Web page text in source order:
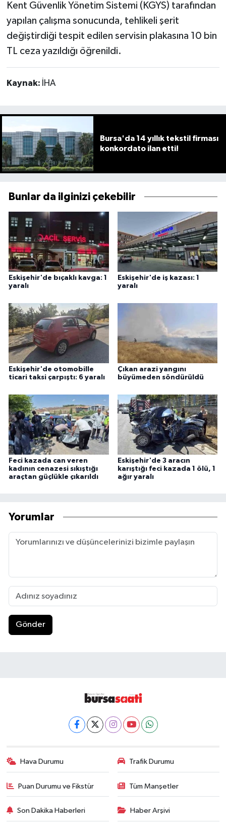
Kent Güvenlik Yönetim Sistemi (KGYS) tarafından
yapılan çalışma sonucunda, tehlikeli şerit
değiştirdiği tespit edilen servisin plakasına 10 bin
TL ceza yazıldığı öğrenildi.
Kaynak: İHA
Bursa'da 14 yıllık tekstil firması
konkordato ilan etti!
Bunlar da ilginizi çekebilir
Eskişehir'de bıçaklı kavga: 1
yaralı
Eskişehir'de iş kazası: 1
yaralı
Eskişehir'de otomobille
ticari taksi çarpıştı: 6 yaralı
Çıkan arazi yangını
büyümeden söndürüldü
Feci kazada can veren
kadının cenazesi sıkıştığı
araçtan güçlükle çıkarıldı
Eskişehir'de 3 aracın
karıştığı feci kazada 1 ölü, 1
ağır yaralı
Yorumlar
Gönder
Hava Durumu Trafik Durumu
Puan Durumu ve Fikstür Tüm Manşetler
Son Dakika Haberleri Haber Arşivi